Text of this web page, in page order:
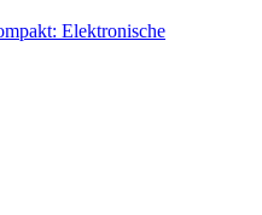
Elektronische